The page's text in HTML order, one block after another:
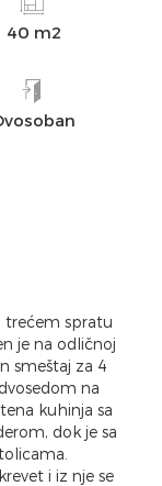
40 m2
trećem spratu
je na odličnoj
smeštaj za 4
na
kuhinja sa
dok je sa
i iz nje se